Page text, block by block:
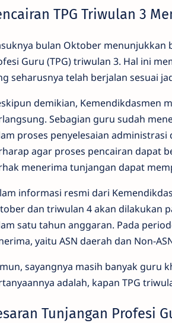
TPG Triwulan 3
bulan Oktober menunjukkan
Guru (TPG) triwulan 3. Hal ini
seharusnya telah berjalan sesuai
demikian, Kemendikdasmen
Sebagian guru sudah
proses penyelesaian
agar proses pencairan dapat
menerima tunjangan dapat
informasi resmi dari
dan triwulan 4 akan dilakukan
satu tahun anggaran. Pada
yaitu ASN daerah dan Non-
sayangnya masih banyak guru
adalah, kapan TPG
Tunjangan Profesi